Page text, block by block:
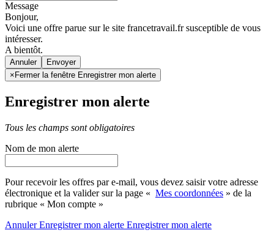
Message
Bonjour,
Voici une offre parue sur le site francetravail.fr susceptible de vous
intéresser.
A bientôt.
Annuler
× Fermer la fenêtre Enregistrer mon alerte
Enregistrer mon alerte
Tous les champs sont obligatoires
Nom de mon alerte
Pour recevoir les offres par e-mail, vous devez saisir votre adresse
électronique et la valider sur la page « Mes coordonnées » de la
rubrique « Mon compte »
AnnulerEnregistrer mon alerte Enregistrermon alerte